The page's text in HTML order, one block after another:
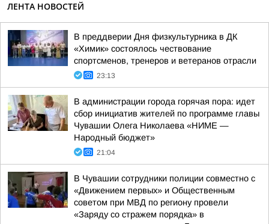
ЛЕНТА НОВОСТЕЙ
В преддверии Дня физкультурника в ДК
«Химик» состоялось чествование
спортсменов, тренеров и ветеранов отрасли
23:13
В администрации города горячая пора: идет
сбор инициатив жителей по программе главы
Чувашии Олега Николаева «НИМЕ —
Народный бюджет»
21:04
В Чувашии сотрудники полиции совместно с
«Движением первых» и Общественным
советом при МВД по региону провели
«Заряду со стражем порядка» в